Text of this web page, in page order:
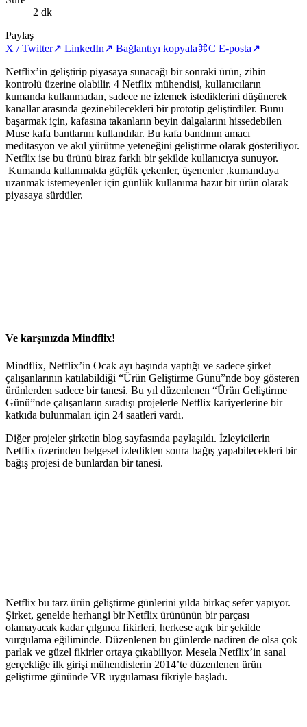
2 dk
Paylaş
X / Twitter↗ LinkedIn↗ Bağlantıyı kopyala⌘C E-posta↗
Netflix’in geliştirip piyasaya sunacağı bir sonraki ürün, zihin
kontrolü üzerine olabilir. 4 Netflix mühendisi, kullanıcıların
kumanda kullanmadan, sadece ne izlemek istediklerini düşünerek
kanallar arasında gezinebilecekleri bir prototip geliştirdiler. Bunu
başarmak için, kafasına takanların beyin dalgalarını hissedebilen
Muse kafa bantlarını kullandılar. Bu kafa bandının amacı
meditasyon ve akıl yürütme yeteneğini geliştirme olarak gösteriliyor.
Netflix ise bu ürünü biraz farklı bir şekilde kullanıcıya sunuyor.
Kumanda kullanmakta güçlük çekenler, üşenenler ,kumandaya
uzanmak istemeyenler için günlük kullanıma hazır bir ürün olarak
piyasaya sürdüler.
Ve karşınızda Mindflix!
Mindflix, Netflix’in Ocak ayı başında yaptığı ve sadece şirket
çalışanlarının katılabildiği “Ürün Geliştirme Günü”nde boy gösteren
ürünlerden sadece bir tanesi. Bu yıl düzenlenen “Ürün Geliştirme
Günü”nde çalışanların sıradışı projelerle Netflix kariyerlerine bir
katkıda bulunmaları için 24 saatleri vardı.
Diğer projeler şirketin blog sayfasında paylaşıldı. İzleyicilerin
Netflix üzerinden belgesel izledikten sonra bağış yapabilecekleri bir
bağış projesi de bunlardan bir tanesi.
Netflix bu tarz ürün geliştirme günlerini yılda birkaç sefer yapıyor.
Şirket, genelde herhangi bir Netflix ürününün bir parçası
olamayacak kadar çılgınca fikirleri, herkese açık bir şekilde
vurgulama eğiliminde. Düzenlenen bu günlerde nadiren de olsa çok
parlak ve güzel fikirler ortaya çıkabiliyor. Mesela Netflix’in sanal
gerçekliğe ilk girişi mühendislerin 2014’te düzenlenen ürün
geliştirme gününde VR uygulaması fikriyle başladı.